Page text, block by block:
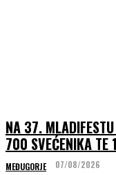
NA 37.
700 SVEĆENIKA TE
MEĐUGORJE 07/08/2026